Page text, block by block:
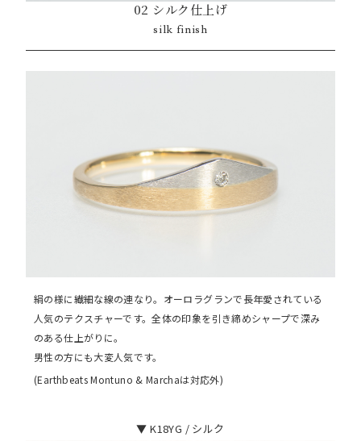
02 シルク仕上げ
silk finish
絹の様に繊細な線の連なり。オーロラグランで長年愛されている
人気のテクスチャーです。全体の印象を引き締めシャープで深み
のある仕上がりに。
男性の方にも大変人気です。
(Earthbeats Montuno & Marchaは対応外)
▼ K18YG / シルク